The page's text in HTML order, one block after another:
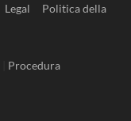
Legal
Politica della
Procedura